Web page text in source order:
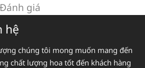
Đánh giá
hệ
chúng tôi mong muốn mang đến
chất lượng hoa tốt đến khách hàng